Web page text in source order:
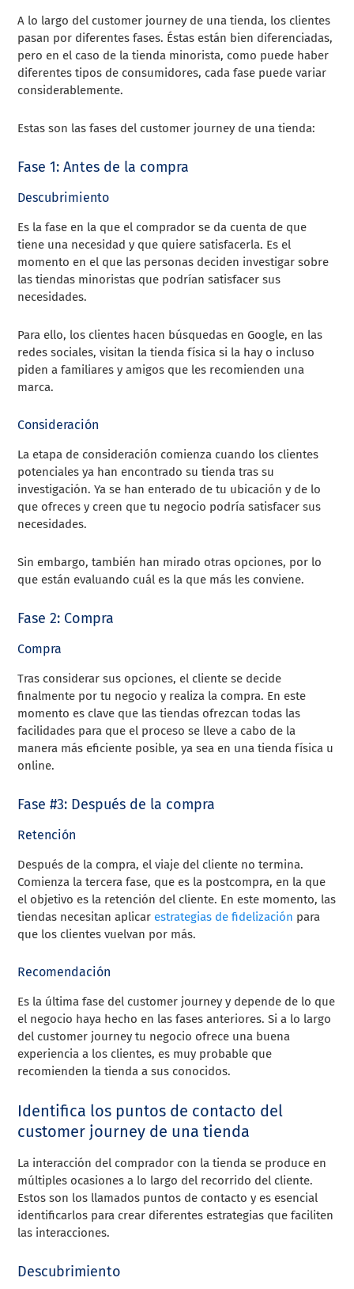
A lo largo del customer journey de una tienda, los clientes
pasan por diferentes fases. Éstas están bien diferenciadas,
pero en el caso de la tienda minorista, como puede haber
diferentes tipos de consumidores, cada fase puede variar
considerablemente.
Estas son las fases del customer journey de una tienda:
Fase 1: Antes de la compra
Descubrimiento
Es la fase en la que el comprador se da cuenta de que
tiene una necesidad y que quiere satisfacerla. Es el
momento en el que las personas deciden investigar sobre
las tiendas minoristas que podrían satisfacer sus
necesidades.
Para ello, los clientes hacen búsquedas en Google, en las
redes sociales, visitan la tienda física si la hay o incluso
piden a familiares y amigos que les recomienden una
marca.
Consideración
La etapa de consideración comienza cuando los clientes
potenciales ya han encontrado su tienda tras su
investigación. Ya se han enterado de tu ubicación y de lo
que ofreces y creen que tu negocio podría satisfacer sus
necesidades.
Sin embargo, también han mirado otras opciones, por lo
que están evaluando cuál es la que más les conviene.
Fase 2: Compra
Compra
Tras considerar sus opciones, el cliente se decide
finalmente por tu negocio y realiza la compra. En este
momento es clave que las tiendas ofrezcan todas las
facilidades para que el proceso se lleve a cabo de la
manera más eficiente posible, ya sea en una tienda física u
online.
Fase #3: Después de la compra
Retención
Después de la compra, el viaje del cliente no termina.
Comienza la tercera fase, que es la postcompra, en la que
el objetivo es la retención del cliente. En este momento, las
tiendas necesitan aplicar estrategias de fidelización para
que los clientes vuelvan por más.
Recomendación
Es la última fase del customer journey y depende de lo que
el negocio haya hecho en las fases anteriores. Si a lo largo
del customer journey tu negocio ofrece una buena
experiencia a los clientes, es muy probable que
recomienden la tienda a sus conocidos.
Identifica los puntos de contacto del
customer journey de una tienda
La interacción del comprador con la tienda se produce en
múltiples ocasiones a lo largo del recorrido del cliente.
Estos son los llamados puntos de contacto y es esencial
identificarlos para crear diferentes estrategias que faciliten
las interacciones.
Descubrimiento